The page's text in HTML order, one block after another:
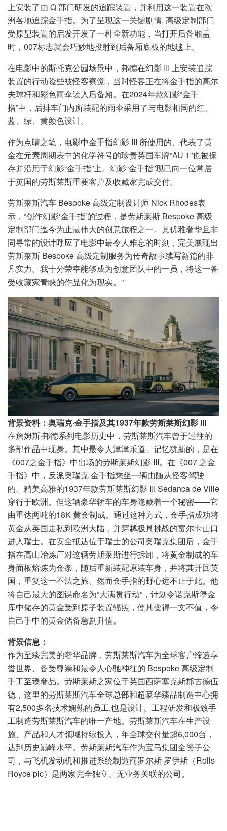
上安装了由 Q 部门研发的追踪装置，并利用这一装置在欧
洲各地追踪金手指。为了呈现这一关键剧情, 高级定制部门
受原型装置的启发开发了一种全新功能，当打开后备厢盖
时，007标志就会巧妙地投射到后备厢底板的地毯上。
在电影中的斯托克公园场景中，邦德在幻影 III 上安装追踪
装置的行动险些被怪客察觉，当时怪客正在将金手指的高尔
夫球杆和彩色雨伞装入后备厢。在2024年款幻影“金手
指”中，后排车门内所装配的雨伞采用了与电影相同的红、
蓝、绿、黄颜色设计。
作为点睛之笔，电影中金手指幻影 III 所使用的、代表了黄
金在元素周期表中的化学符号的珍贵英国车牌“AU 1”也被保
存并沿用于幻影“金手指”上。幻影“金手指”现已向一位常居
于英国的劳斯莱斯重要客户及收藏家完成交付。
劳斯莱斯汽车 Bespoke 高级定制设计师 Nick Rhodes表
示，“创作幻影‘金手指’的过程，是劳斯莱斯 Bespoke 高级
定制部门迄今为止最伟大的创意旅程之一。其优雅奢华且非
同寻常的设计呼应了电影中最令人难忘的时刻，完美展现出
劳斯莱斯 Bespoke 高级定制服务为传奇故事续写新篇的非
凡实力。我十分荣幸能够成为创意团队中的一员，将这一备
受收藏家青睐的作品化为现实。”
背景资料：奥瑞克·金手指及其1937年款劳斯莱斯幻影 III
在詹姆斯·邦德系列电影历史中，劳斯莱斯汽车曾于过往的
多部作品中现身。其中最令人津津乐道、记忆犹新的，是在
《007之金手指》中出场的劳斯莱斯幻影 III。在《007 之金
手指》中，反派奥瑞克·金手指乘坐一辆由随从怪客驾驶
的、精美高雅的1937年款劳斯莱斯幻影 III Sedanca de Ville
穿行于欧洲。但这辆豪华轿车的车身隐藏着一个秘密——它
由重达两吨的18K 黄金制成。通过这种方式，金手指成功将
黄金从英国走私到欧洲大陆，并穿越极具挑战的富尔卡山口
进入瑞士。在安全抵达位于瑞士的公司奥瑞克集团后，金手
指在高山冶炼厂对这辆劳斯莱斯进行拆卸，将黄金制成的车
身面板熔炼为金条，随后重新装配原装车身，并将其开回英
国，重复这一不法之旅。然而金手指的野心远不止于此。他
将自己最大的图谋命名为“大满贯行动”，计划令诺克斯堡金
库中储存的黄金受到原子装置辐照，使其变得一文不值，令
自己手中的黄金储备急剧升值。
背景信息：
作为至臻完美的奢华品牌，劳斯莱斯汽车为全球客户缔造享
誉世界、备受尊崇和最令人心驰神往的 Bespoke 高级定制
手工至臻奢品。劳斯莱斯之家位于英国西萨塞克斯郡古德伍
德，这里的劳斯莱斯汽车全球总部和超豪华臻品制造中心拥
有2,500多名技术娴熟的员工,也是设计、工程研发和极致手
工制造劳斯莱斯汽车的唯一产地。劳斯莱斯汽车在生产设
施、产品和人才领域持续投入，年全球交付量超6,000台，
达到历史巅峰水平。劳斯莱斯汽车作为宝马集团全资子公
司，与飞机发动机和推进系统制造商罗尔斯·罗伊斯（Rolls-
Royce plc）是两家完全独立、无业务关联的公司。